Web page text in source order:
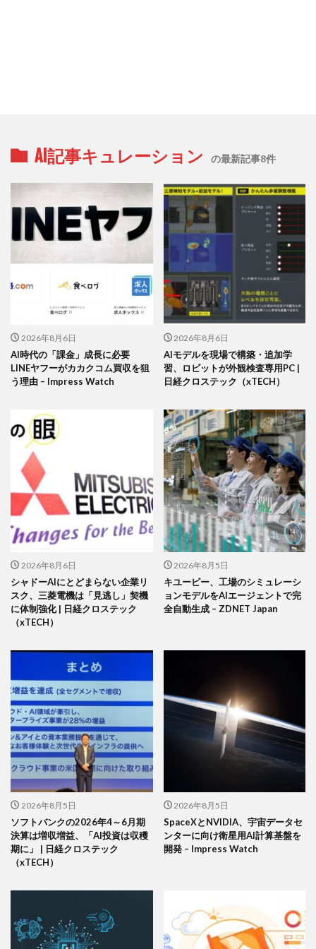
AI記事キュレーション の最新記事8件
2026年8月6日
AI時代の「課金」成長に必要
LINEヤフーがカカクコム買収を狙
う理由 – Impress Watch
2026年8月6日
AIモデルを現場で構築・追加学
習、ロビットが外観検査専用PC |
日経クロステック（xTECH）
2026年8月6日
シャドーAIにとどまらない企業リ
スク、三菱電機は「見逃し」契機
に体制強化 | 日経クロステック
（xTECH）
2026年8月5日
キユーピー、工場のシミュレーシ
ョンモデルをAIエージェントで完
全自動生成 – ZDNET Japan
2026年8月5日
ソフトバンクの2026年4～6月期
決算は増収増益、「AI投資は収穫
期に」 | 日経クロステック
（xTECH）
2026年8月5日
SpaceXとNVIDIA、宇宙データセ
ンターに向け衛星用AI計算基盤を
開発 – Impress Watch